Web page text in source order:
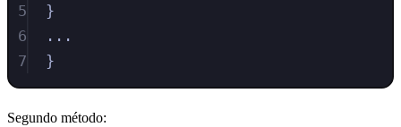
5
}
6
...
7
}
Segundo método: